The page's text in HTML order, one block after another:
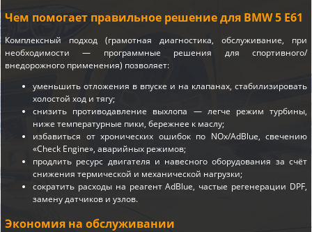
Чем помогает правильное решение для BMW 5 E61
Комплексный подход (грамотная диагностика, обслуживание, при
необходимости — программные решения для спортивного/
внедорожного применения) позволяет:
уменьшить отложения в впуске и на клапанах, стабилизировать
холостой ход и тягу;
снизить противодавление выхлопа — легче режим турбины,
ниже температурные пики, бережнее к маслу;
избавиться от хронических ошибок по NOx/AdBlue, свечению
«Check Engine», аварийных режимов;
продлить ресурс двигателя и навесного оборудования за счёт
снижения термической и механической нагрузки;
сократить расходы на реагент AdBlue, частые регенерации DPF,
замену датчиков и узлов.
Экономия на обслуживании